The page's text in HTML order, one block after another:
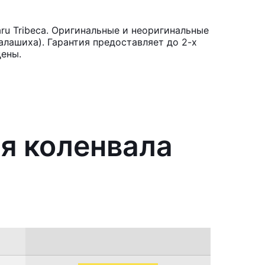
Tribeca. Оригинальные и неоригинальные
Гарантия предоставляет до 2-х
коленвала